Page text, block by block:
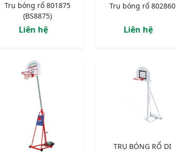
Trụ bóng rổ 801875
(BS8875)
Liên hệ
Trụ bóng rổ 802860
Liên hệ
TRỤ BÓNG RỔ DI